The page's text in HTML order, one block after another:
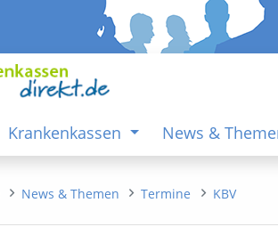
Krankenkassen News &
News & Themen Termine KBV